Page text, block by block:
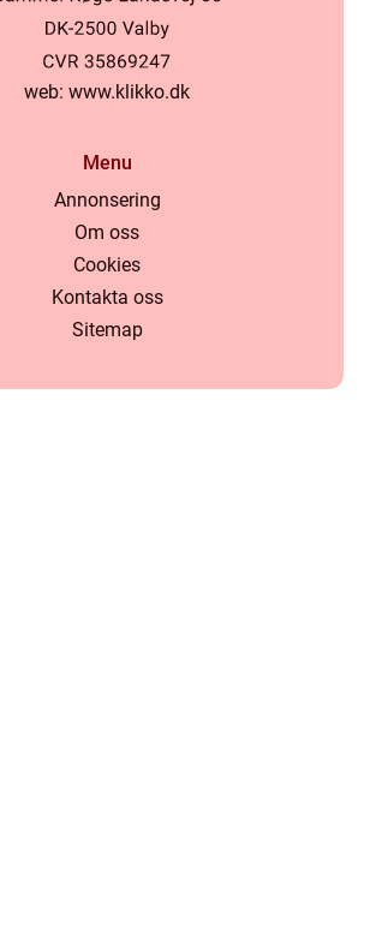
web: www.klikko.dk
Menu
Annonsering
Om oss
Cookies
Kontakta oss
Sitemap